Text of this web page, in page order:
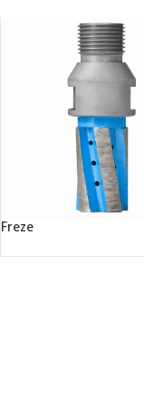
Freze